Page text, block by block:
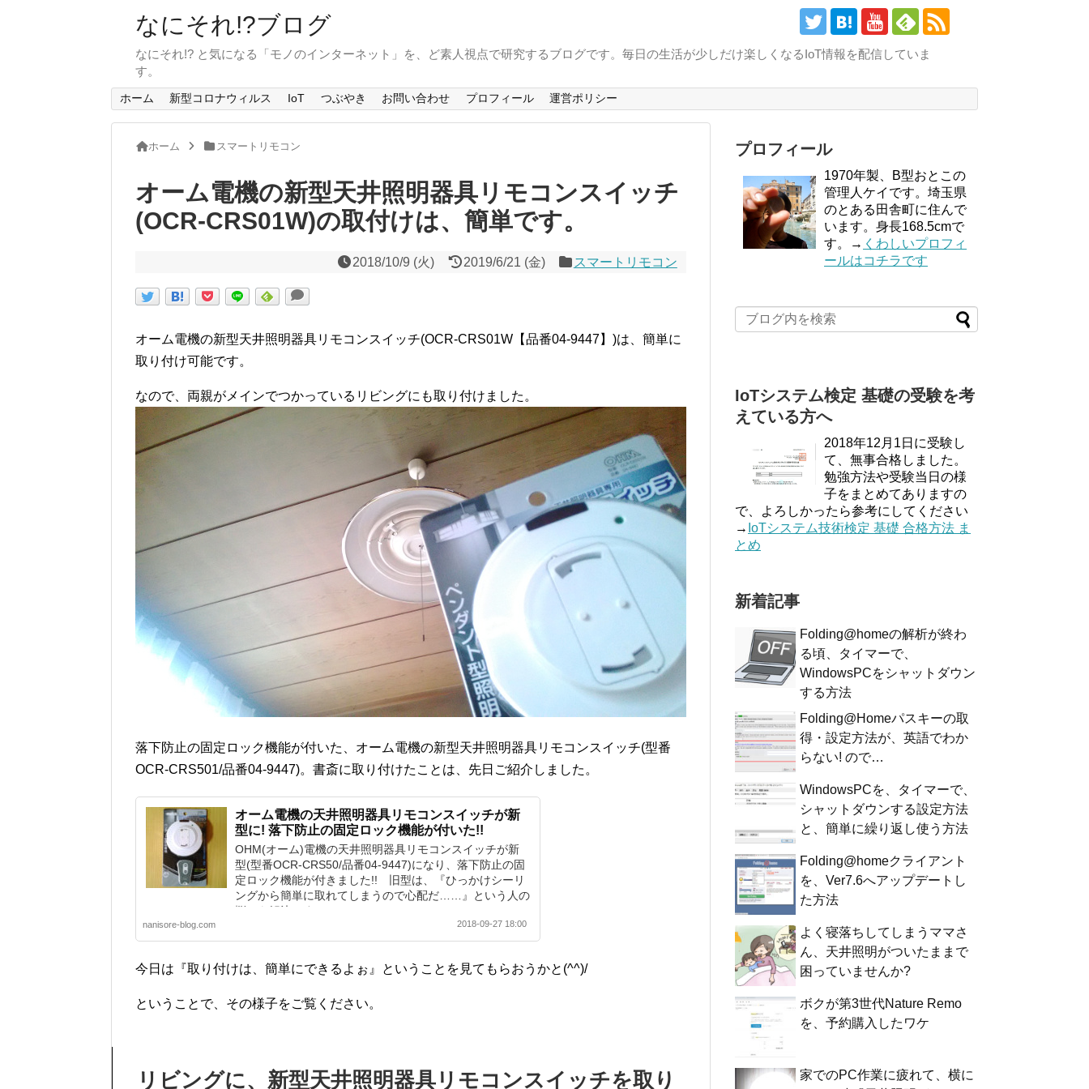
なにそれ!?ブログ
なにそれ!? と気になる「モノのインターネット」を、ど素人視点で研究するブログです。毎日の生活が少しだけ楽しくなるIoT情報を配信していま
す。
ホーム 新型コロナウィルス IoT つぶやき お問い合わせ プロフィール 運営ポリシー
ホーム スマートリモコン
オーム電機の新型天井照明器具リモコンスイッチ
(OCR-CRS01W)の取付けは、簡単です。
2018/10/9 (火) 2019/6/21 (金) スマートリモコン
オーム電機の新型天井照明器具リモコンスイッチ(OCR-CRS01W【品番04-9447】)は、簡単に
取り付け可能です。
なので、両親がメインでつかっているリビングにも取り付けました。
落下防止の固定ロック機能が付いた、オーム電機の新型天井照明器具リモコンスイッチ(型番
OCR-CRS501/品番04-9447)。書斎に取り付けたことは、先日ご紹介しました。
オーム電機の天井照明器具リモコンスイッチが新
型に! 落下防止の固定ロック機能が付いた!!
OHM(オーム)電機の天井照明器具リモコンスイッチが新
型(型番OCR-CRS50/品番04-9447)になり、落下防止の固
定ロック機能が付きました!! 旧型は、『ひっかけシーリ
ングから簡単に取れてしまうので心配だ……』という人の
悩みも解決です。
nanisore-blog.com 2018-09-27 18:00
今日は『取り付けは、簡単にできるよぉ』ということを見てもらおうかと(^^)/
ということで、その様子をご覧ください。
リビングに、新型天井照明器具リモコンスイッチを取り
プロフィール
1970年製、B型おとこの
管理人ケイです。埼玉県
のとある田舎町に住んで
います。身長168.5cmで
す。→ くわしいプロフィ
ールはコチラです
IoTシステム検定 基礎の受験を考
えている方へ
2018年12月1日に受験し
て、無事合格しました。
勉強方法や受験当日の様
子をまとめてありますの
で、よろしかったら参考にしてください
→ IoTシステム技術検定 基礎 合格方法 ま
とめ
新着記事
Folding@homeの解析が終わ
る頃、タイマーで、
WindowsPCをシャットダウン
する方法
Folding@Homeパスキーの取
得・設定方法が、英語でわか
らない! ので…
WindowsPCを、タイマーで、
シャットダウンする設定方法
と、簡単に繰り返し使う方法
Folding@homeクライアント
を、Ver7.6へアップデートし
た方法
よく寝落ちしてしまうママさ
ん、天井照明がついたままで
困っていませんか?
ボクが第3世代Nature Remo
を、予約購入したワケ
家でのPC作業に疲れて、横に